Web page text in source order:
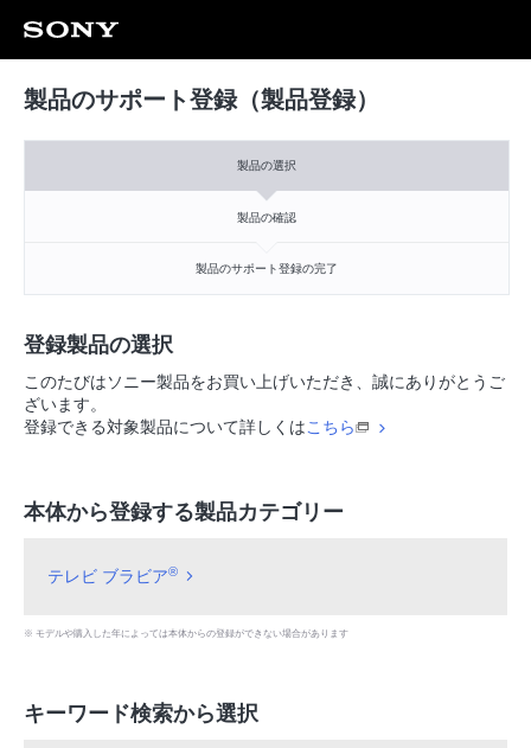
製品のサポート登録（製品登録）
製品の選択
製品の確認
製品のサポート登録の完了
登録製品の選択
このたびはソニー製品をお買い上げいただき、誠にありがとうご
ざいます。
登録できる対象製品について詳しくはこちら
本体から登録する製品カテゴリー
テレビ ブラビア®
※ モデルや購入した年によっては本体からの登録ができない場合があります
キーワード検索から選択